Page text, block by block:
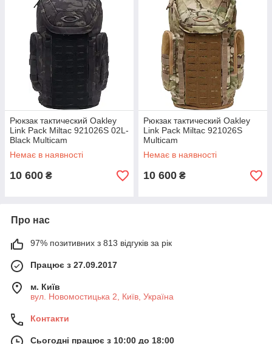
Рюкзак тактический Oakley
Link Pack Miltac 921026S 02L-
Black Multicam
Немає в наявності
10 600 ₴
Рюкзак тактический Oakley
Link Pack Miltac 921026S
Multicam
Немає в наявності
10 600 ₴
Про нас
97% позитивних з 813 відгуків за рік
Працює з 27.09.2017
м. Київ
вул. Новомостицька 2, Київ, Україна
Контакти
Сьогодні працює з 10:00 до 18:00